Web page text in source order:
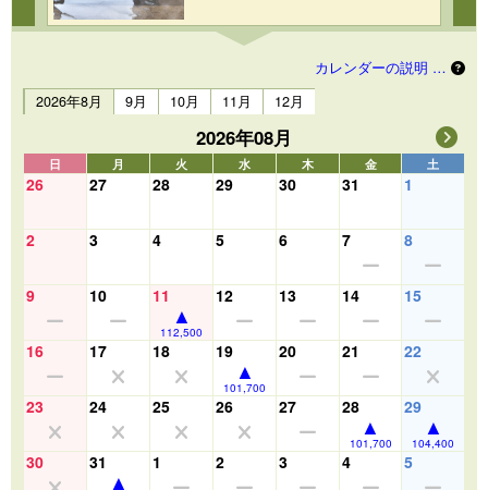
カレンダーの説明 …
2026年8月
9月 10月 11月 12月
2026年08月
日 月 火 水 木 金 土
26 27 28 29 30 31 1
2 3 4 5 6 7 8
9 10 11
112,500
12 13 14 15
16 17 18 19
101,700
20 21 22
23 24 25 26 27 28
101,700
29
104,400
30 31 1 2 3 4 5